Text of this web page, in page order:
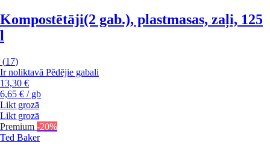
Kompostētāji(2 gab.), plastmasas, zaļi, 125
l
(17)
Ir noliktavā Pēdējie gabali
13,30 €
6,65 € / gb
Likt grozā
Likt grozā
Premium -20%
Ted Baker